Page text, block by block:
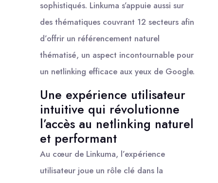
sophistiqués. Linkuma s’appuie aussi sur
des thématiques couvrant 12 secteurs afin
d’offrir un référencement naturel
thématisé, un aspect incontournable pour
un netlinking efficace aux yeux de Google.
Une expérience utilisateur
intuitive qui révolutionne
l’accès au netlinking naturel
et performant
Au cœur de Linkuma, l’expérience
utilisateur joue un rôle clé dans la